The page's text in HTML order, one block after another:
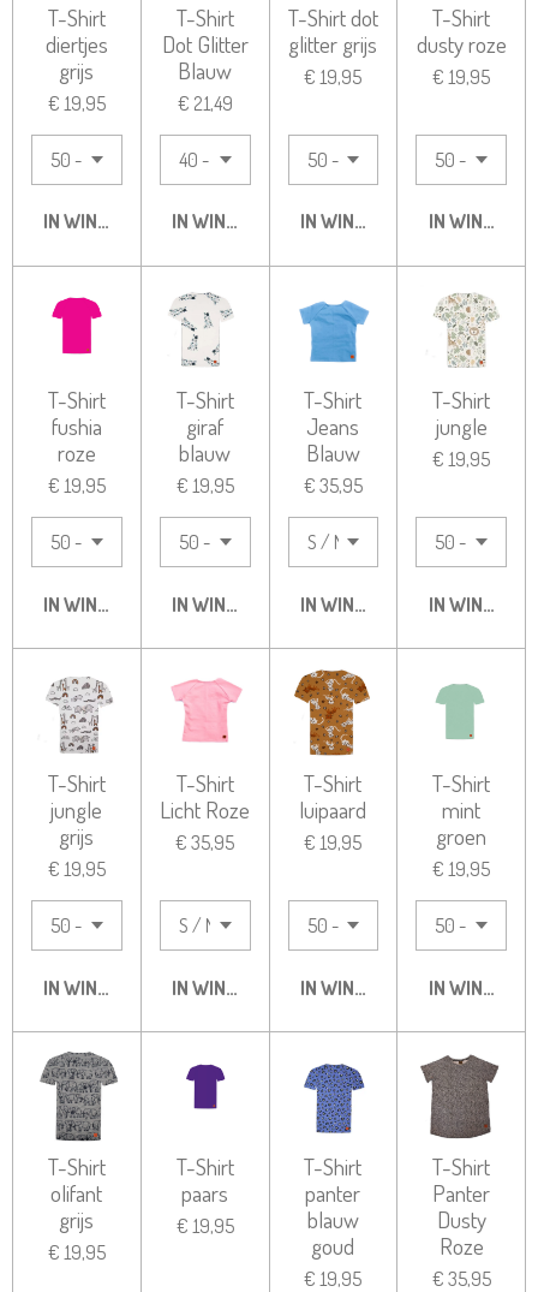
T-Shirt
diertjes
grijs
€ 19,95
IN WINKELWAGEN
T-Shirt
Dot Glitter
Blauw
€ 21,49
IN WINKELWAGEN
T-Shirt dot
glitter grijs
€ 19,95
IN WINKELWAGEN
T-Shirt
dusty roze
€ 19,95
IN
T-Shirt
fushia
roze
€ 19,95
IN WINKELWAGEN
T-Shirt
giraf
blauw
€ 19,95
IN WINKELWAGEN
T-Shirt
Jeans
Blauw
€ 35,95
IN WINKELWAGEN
T-Shirt
jungle
€ 19,95
IN
T-Shirt
jungle
grijs
€ 19,95
IN WINKELWAGEN
T-Shirt
Licht Roze
€ 35,95
IN WINKELWAGEN
T-Shirt
luipaard
€ 19,95
IN WINKELWAGEN
T-Shirt
mint
groen
€ 19,95
IN
T-Shirt
olifant
grijs
€ 19,95
T-Shirt
paars
€ 19,95
T-Shirt
panter
blauw
goud
€ 19,95
T-Shirt
Panter
Dusty
Roze
€ 35,95